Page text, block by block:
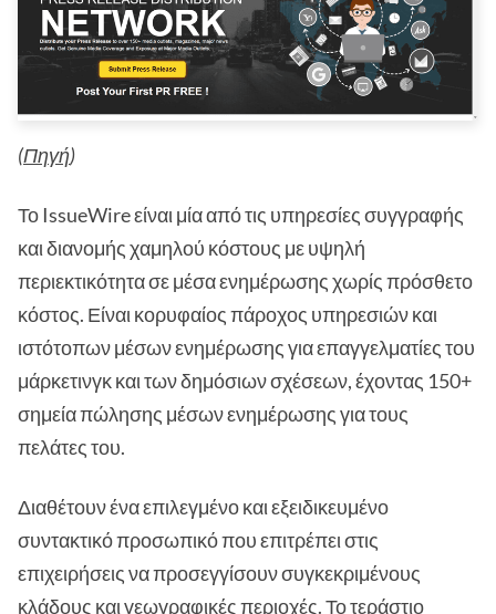
(Πηγή)
Το IssueWire είναι μία από τις υπηρεσίες συγγραφής
και διανομής χαμηλού κόστους με υψηλή
περιεκτικότητα σε μέσα ενημέρωσης χωρίς πρόσθετο
κόστος. Είναι κορυφαίος πάροχος υπηρεσιών και
ιστότοπων μέσων ενημέρωσης για επαγγελματίες του
μάρκετινγκ και των δημόσιων σχέσεων, έχοντας 150+
σημεία πώλησης μέσων ενημέρωσης για τους
πελάτες του.
Διαθέτουν ένα επιλεγμένο και εξειδικευμένο
συντακτικό προσωπικό που επιτρέπει στις
επιχειρήσεις να προσεγγίσουν συγκεκριμένους
κλάδους και γεωγραφικές περιοχές. Το τεράστιο